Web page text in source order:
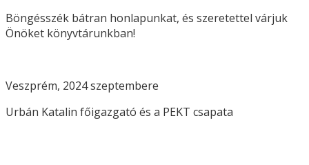
Böngésszék bátran honlapunkat, és szeretettel várjuk
Önöket könyvtárunkban!
Veszprém, 2024 szeptembere
Urbán Katalin főigazgató és a PEKT csapata